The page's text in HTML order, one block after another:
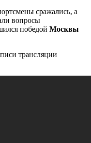
сражались, а
вопросы
победой Москвы
трансляции